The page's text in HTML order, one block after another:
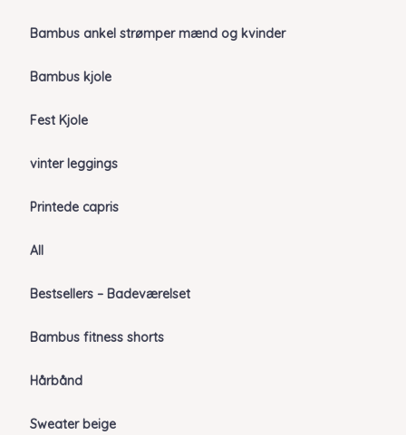
Bambus ankel strømper mænd og kvinder
Bambus kjole
Fest Kjole
vinter leggings
Printede capris
All
Bestsellers – Badeværelset
Bambus fitness shorts
Hårbånd
Sweater beige